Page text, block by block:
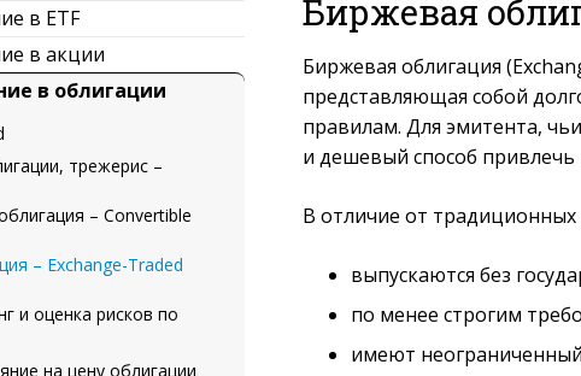
в ETF
в акции
в облигации
трежериc –
– Convertible
– Exchange-Traded
и оценка рисков по
на цену облигации
Биржевая
Биржевая облигация
представляющая собой
правилам. Для эмитента,
и дешевый способ привлечь
В отличие от
выпускаются без
по менее строгим
имеют